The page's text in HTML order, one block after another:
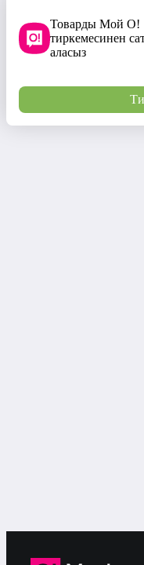
Товарды Мой О!
тиркемесинен
аласыз